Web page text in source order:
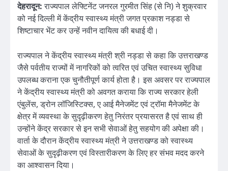
देहरादून:राज्यपाल लेफ्टिनेंट जनरल गुरमीत सिंह (से नि) ने शुक्रवार
को नई दिल्ली में केंद्रीय स्वास्थ्य मंत्री जगत प्रकाश नड्डा से
शिष्टाचार भेंट कर उन्हें नवीन दायित्व की बधाई दी।
राज्यपाल ने केंद्रीय स्वास्थ्य मंत्री श्री नड्डा से कहा कि उत्तराखण्ड
जैसे पर्वतीय राज्यों में नागरिकों को त्वरित एवं उचित स्वास्थ्य सुविधा
उपलब्ध कराना एक चुनौतीपूर्ण कार्य होता है। इस अवसर पर राज्यपाल
ने केंद्रीय स्वास्थ्य मंत्री को अवगत कराया कि राज्य सरकार हेली
एंबुलेंस, ड्रोन लॉजिस्टिक्स, ए आई मैनेजमेंट एवं ट्रॉमा मैनेजमेंट के
क्षेत्र में व्यवस्था के सुदृढ़ीकरण हेतु निरंतर प्रयासरत है एवं साथ ही
उन्होंने केंद्र सरकार से इन सभी सेवाओं हेतु सहयोग की अपेक्षा की।
वार्ता के दौरान केंद्रीय स्वास्थ्य मंत्री ने उत्तराखण्ड को स्वास्थ्य
सेवाओं के सुदृढ़ीकरण एवं विस्तारीकरण के लिए हर संभव मदद करने
का आश्वासन दिया।